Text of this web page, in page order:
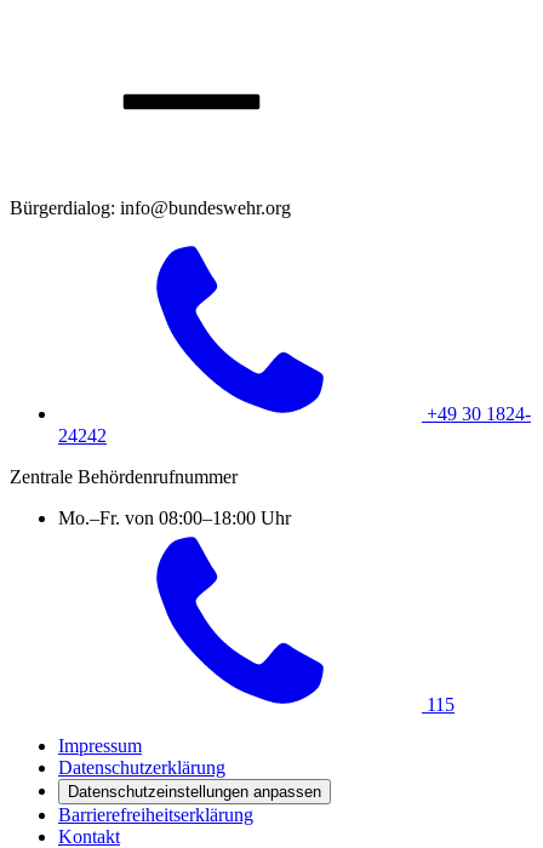
Bürgerdialog: info@bundeswehr.org
+49 30 1824-
24242
Zentrale Behördenrufnummer
Mo.–Fr. von 08:00–18:00 Uhr
115
Impressum
Datenschutzerklärung
Datenschutzeinstellungen anpassen
Barrierefreiheitserklärung
Kontakt